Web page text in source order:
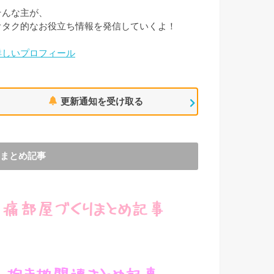
な主が、
タク的なお役立ち情報を発信していくよ！
しいプロフィール
更新通知を受け取る
まとめ記事